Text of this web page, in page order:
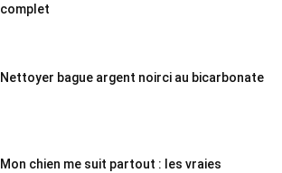
complet
Nettoyer bague argent noirci au bicarbonate
Mon chien me suit partout : les vraies